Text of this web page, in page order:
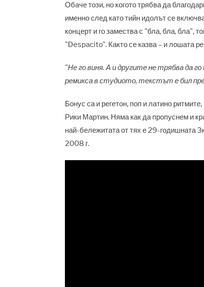
Обаче този, но когото трябва да
именно след като тийн идолът се
концерт и го замества с "бла, бла, бла",
"Despacito". Както се казва – и лошата
"Не го виня. А и другите не трябва да
ремикса в студиото, текстът е бил
Бонус са и регетон, поп и латино
Рики Мартин. Няма как да пропуснем и
най-бележитата от тях е 29-годишната
2008 г.